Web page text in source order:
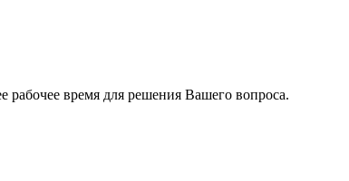
время для решения Вашего вопроса.